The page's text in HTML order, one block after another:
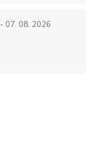
- 07. 08. 2026